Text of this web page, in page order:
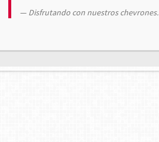
Disfrutando con nuestros chevrones.